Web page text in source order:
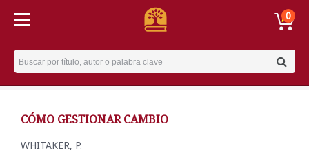
0
Username
CÓMO GESTIONAR CAMBIO
WHITAKER, P.